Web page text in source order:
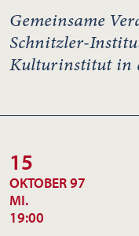
Gemeinsame
Schnitzler-
Kulturinstitut in
15
OKTOBER 97
MI.
19:00